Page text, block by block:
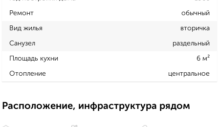
Ремонт обычный
Вид жилья вторичка
Санузел раздельный
Площадь кухни 6 м²
Отопление центральное
Расположение, инфраструктура рядом